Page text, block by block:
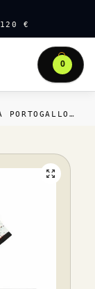
€
0
PORTOGALLO